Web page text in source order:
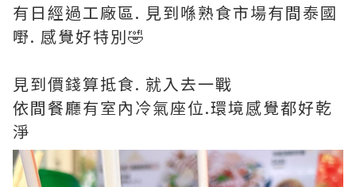
有日經過工廠區. 見到喺熟食市場有間泰國
嘢. 感覺好特別🤣
見到價錢算抵食. 就入去一戰
依間餐廳有室內冷氣座位.環境感覺都好乾
淨